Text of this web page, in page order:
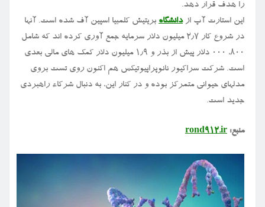
را هدف قرار دهد.
این استارت آپ ازدانشگاه بریتیش کلمبیا اسپین آف شده است. آنها
در شروع کار ۲٫۷ میلیون دلار سرمایه جمع آوری کرده اند که شامل
۸۰۰، ۰۰۰ دلار پیش از بذر و ۱٫۹ میلیون دلار کمک های مالی بعدی
است. شرکت سراکیور نانوپراپیوتیکس هم اکنون روی تست بروی
مدلهای حیوانی متمرکز بوده و در کنار این، به دنبال شرکاء راهبردی
جدید است.
منبع: rond912.ir